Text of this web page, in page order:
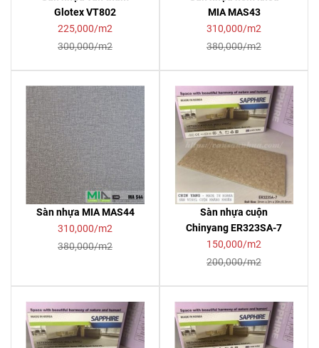
Glotex VT802
225,000/m2
300,000/m2
MIA MAS43
310,000/m2
380,000/m2
Sàn nhựa MIA MAS44
310,000/m2
380,000/m2
Sàn nhựa cuộn
Chinyang ER323SA-7
150,000/m2
200,000/m2